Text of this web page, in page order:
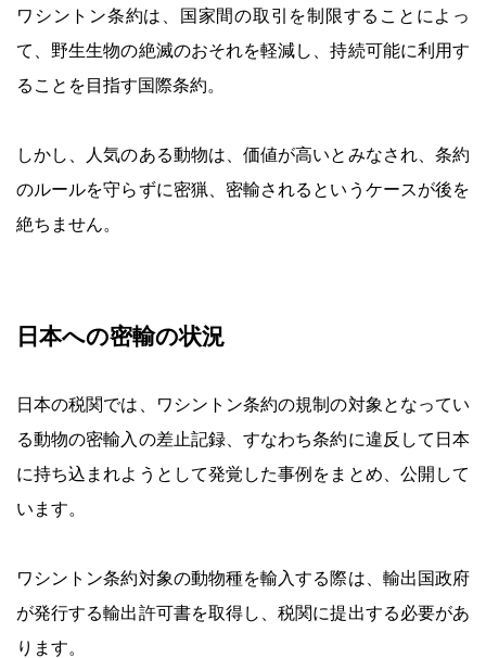
ワシントン条約は、国家間の取引を制限することによっ
て、野生生物の絶滅のおそれを軽減し、持続可能に利用す
ることを目指す国際条約。
しかし、人気のある動物は、価値が高いとみなされ、条約
のルールを守らずに密猟、密輸されるというケースが後を
絶ちません。
日本への密輸の状況
日本の税関では、ワシントン条約の規制の対象となってい
る動物の密輸入の差止記録、すなわち条約に違反して日本
に持ち込まれようとして発覚した事例をまとめ、公開して
います。
ワシントン条約対象の動物種を輸入する際は、輸出国政府
が発行する輸出許可書を取得し、税関に提出する必要があ
ります。